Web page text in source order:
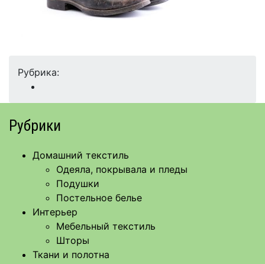
Рубрика:
Рубрики
Домашний текстиль
Одеяла, покрывала и пледы
Подушки
Постельное белье
Интерьер
Мебельный текстиль
Шторы
Ткани и полотна